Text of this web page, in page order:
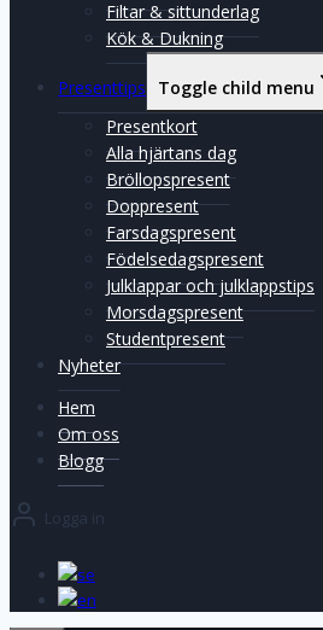
Filtar & sittunderlag
Kök & Dukning
Presenttips
Toggle child menu
Presentkort
Alla hjärtans dag
Bröllopspresent
Doppresent
Farsdagspresent
Födelsedagspresent
Julklappar och julklappstips
Morsdagspresent
Studentpresent
Nyheter
Hem
Om oss
Blogg
Logga in
se
en